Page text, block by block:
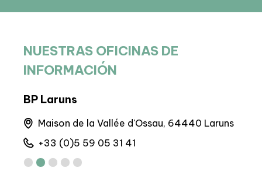
NUESTRAS OFICINAS DE
INFORMACIÓN
BP Laruns
Maison de la Vallée d'Ossau, 64440 Laruns
+33 (0)5 59 05 31 41